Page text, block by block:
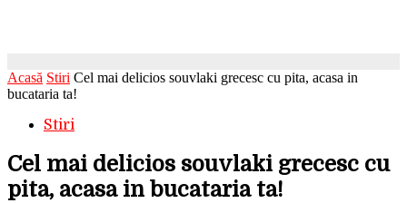
Acasă Stiri Cel mai delicios souvlaki grecesc cu pita, acasa in
bucataria ta!
Stiri
Cel mai delicios souvlaki grecesc cu
pita, acasa in bucataria ta!